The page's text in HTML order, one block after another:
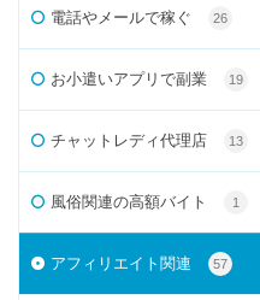
電話やメールで稼ぐ 26
お小遣いアプリで副業 19
チャットレディ代理店 13
風俗関連の高額バイト 1
アフィリエイト関連 57